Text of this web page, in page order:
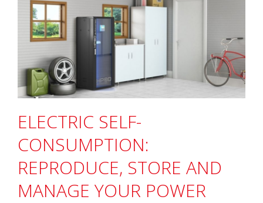
ELECTRIC SELF-
CONSUMPTION:
REPRODUCE, STORE AND
MANAGE YOUR POWER